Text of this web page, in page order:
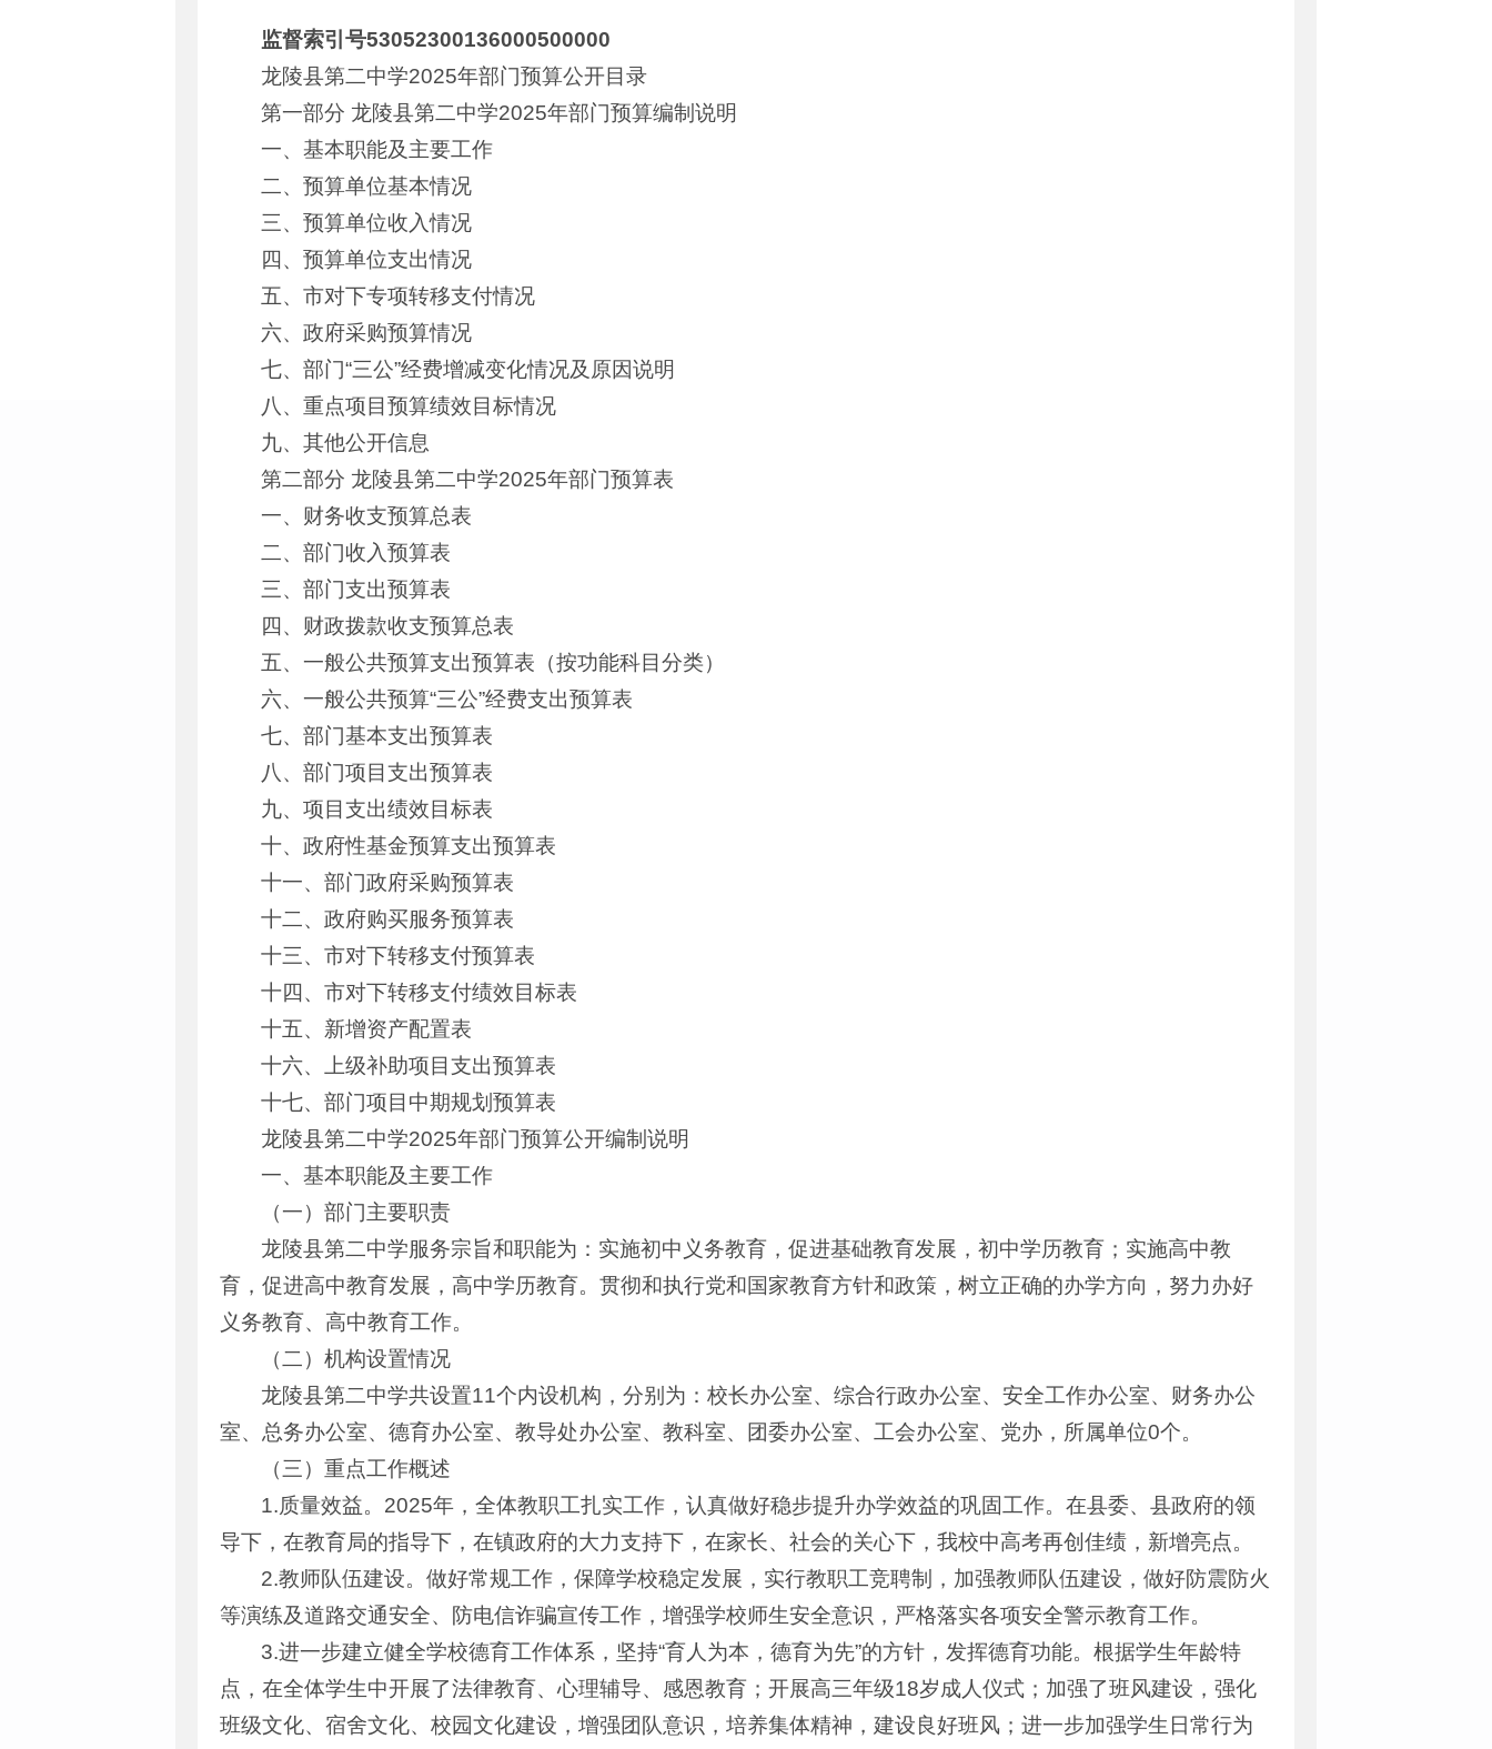
监督索引号53052300136000500000
龙陵县第二中学2025年部门预算公开目录
第一部分 龙陵县第二中学2025年部门预算编制说明
一、基本职能及主要工作
二、预算单位基本情况
三、预算单位收入情况
四、预算单位支出情况
五、市对下专项转移支付情况
六、政府采购预算情况
七、部门“三公”经费增减变化情况及原因说明
八、重点项目预算绩效目标情况
九、其他公开信息
第二部分 龙陵县第二中学2025年部门预算表
一、财务收支预算总表
二、部门收入预算表
三、部门支出预算表
四、财政拨款收支预算总表
五、一般公共预算支出预算表（按功能科目分类）
六、一般公共预算“三公”经费支出预算表
七、部门基本支出预算表
八、部门项目支出预算表
九、项目支出绩效目标表
十、政府性基金预算支出预算表
十一、部门政府采购预算表
十二、政府购买服务预算表
十三、市对下转移支付预算表
十四、市对下转移支付绩效目标表
十五、新增资产配置表
十六、上级补助项目支出预算表
十七、部门项目中期规划预算表
龙陵县第二中学2025年部门预算公开编制说明
一、基本职能及主要工作
（一）部门主要职责
龙陵县第二中学服务宗旨和职能为：实施初中义务教育，促进基础教育发展，初中学历教育；实施高中教
育，促进高中教育发展，高中学历教育。贯彻和执行党和国家教育方针和政策，树立正确的办学方向，努力办好
义务教育、高中教育工作。
（二）机构设置情况
龙陵县第二中学共设置11个内设机构，分别为：校长办公室、综合行政办公室、安全工作办公室、财务办公
室、总务办公室、德育办公室、教导处办公室、教科室、团委办公室、工会办公室、党办，所属单位0个。
（三）重点工作概述
1.质量效益。2025年，全体教职工扎实工作，认真做好稳步提升办学效益的巩固工作。在县委、县政府的领
导下，在教育局的指导下，在镇政府的大力支持下，在家长、社会的关心下，我校中高考再创佳绩，新增亮点。
2.教师队伍建设。做好常规工作，保障学校稳定发展，实行教职工竞聘制，加强教师队伍建设，做好防震防火
等演练及道路交通安全、防电信诈骗宣传工作，增强学校师生安全意识，严格落实各项安全警示教育工作。
3.进一步建立健全学校德育工作体系，坚持“育人为本，德育为先”的方针，发挥德育功能。根据学生年龄特
点，在全体学生中开展了法律教育、心理辅导、感恩教育；开展高三年级18岁成人仪式；加强了班风建设，强化
班级文化、宿舍文化、校园文化建设，增强团队意识，培养集体精神，建设良好班风；进一步加强学生日常行为